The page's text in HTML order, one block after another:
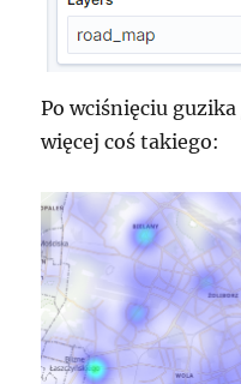
Po wciśnięciu guzika
więcej coś takiego: